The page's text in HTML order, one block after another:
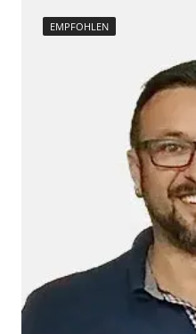
EMPFOHLEN